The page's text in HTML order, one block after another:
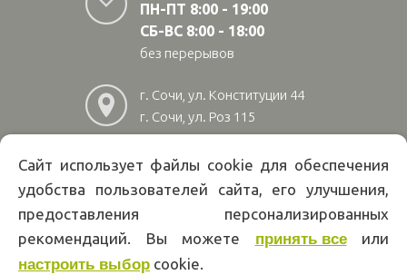
ПН-ПТ 8:00 - 19:00
СБ-ВС 8:00 - 18:00
без перерывов
г. Сочи, ул. Конституции 44
г. Сочи, ул. Роз 115
г. Адлер, ул Авиационная
28/10
222 02 01
офертой. Указанные цены действуют только при оформлении заказа
через интернет-магазин papakarlotools.ru.
Сайт использует файлы cookie для обеспечения
удобства пользователей сайта, его улучшения,
предоставления персонализированных
рекомендаций. Вы можете принять всеили
настроить выбор cookie.